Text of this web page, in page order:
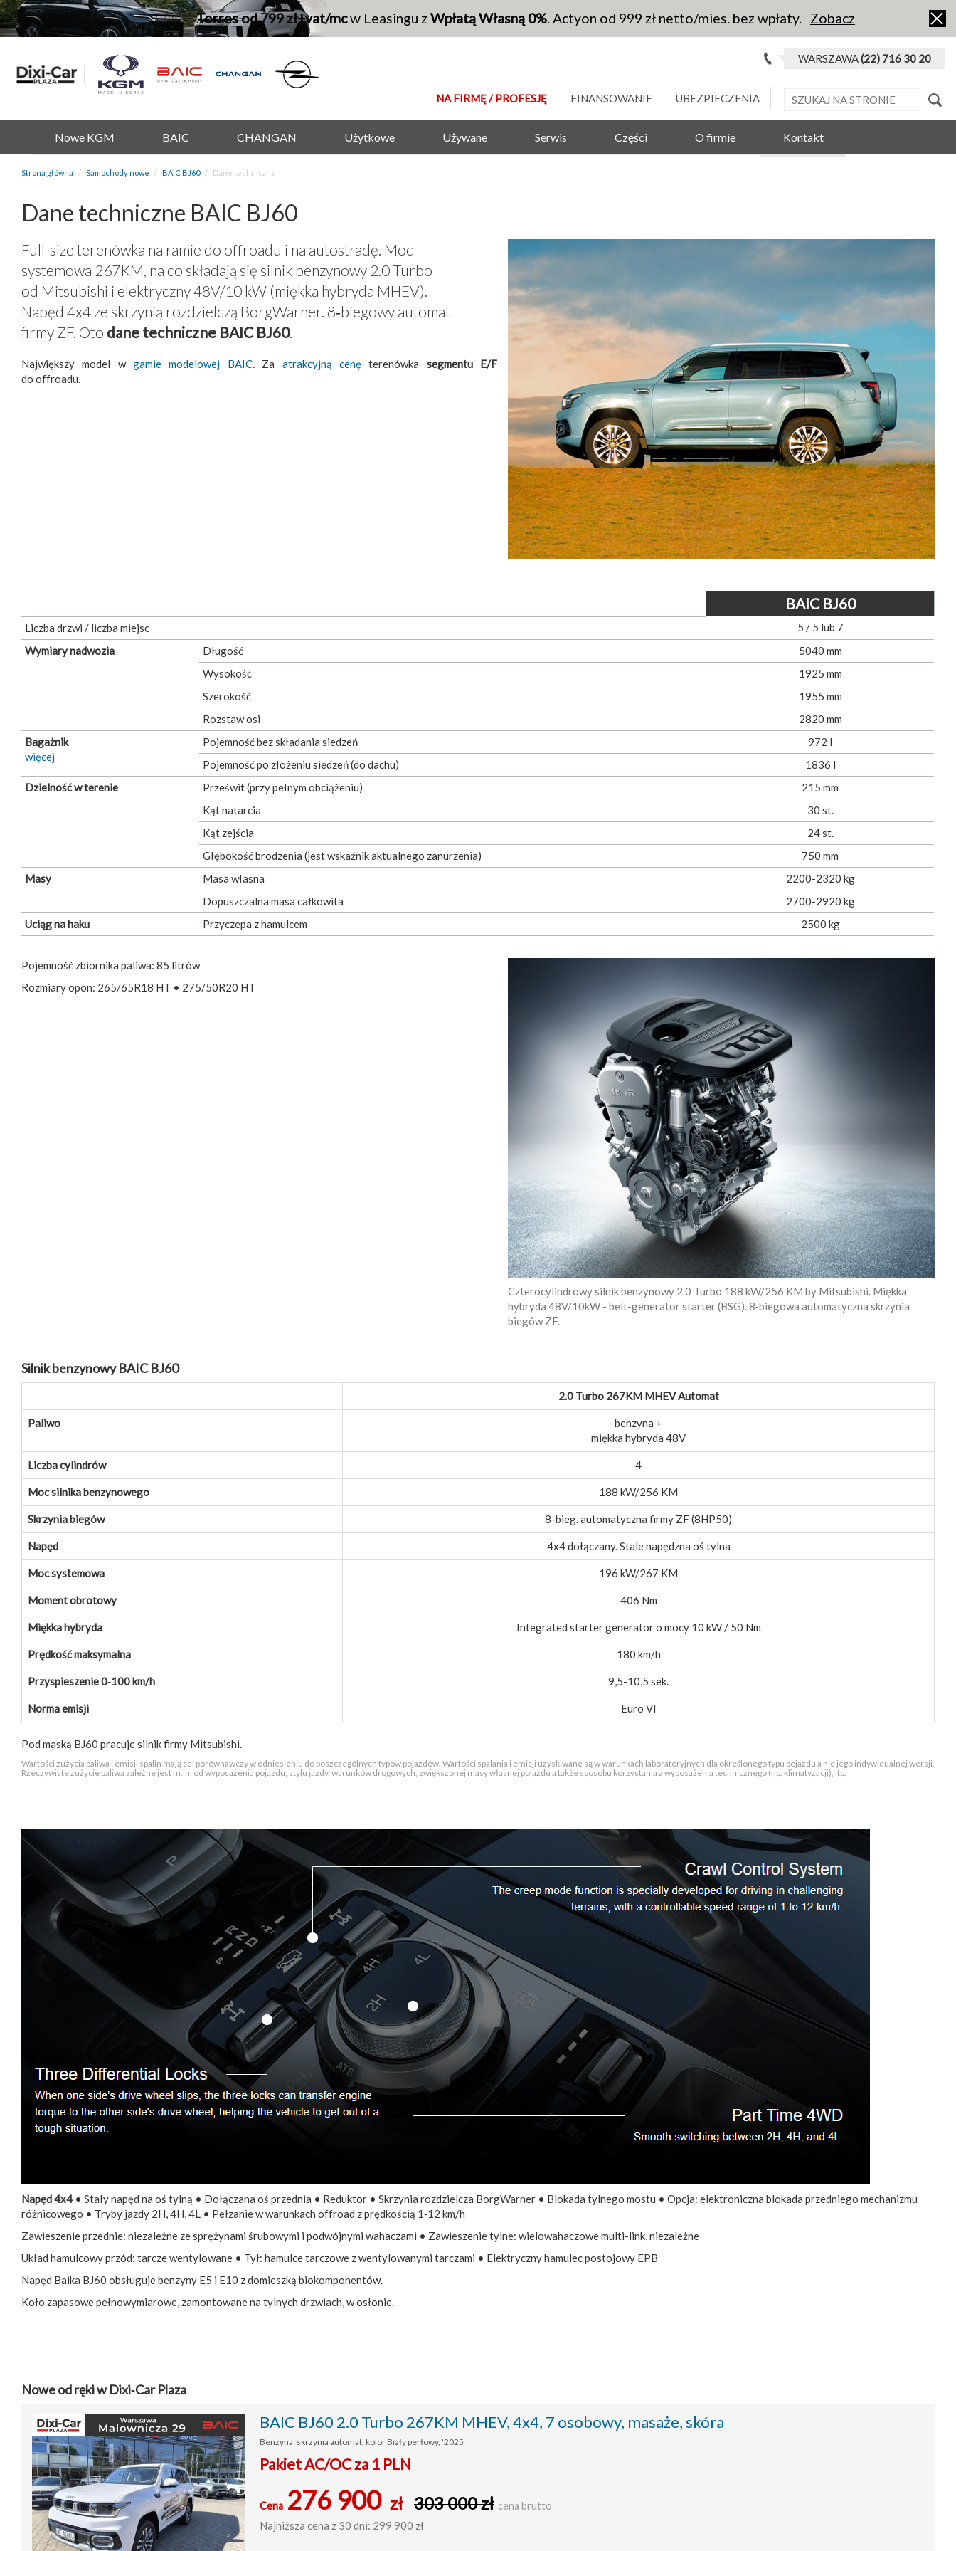
Torres od 799 zł+vat/mcw Leasingu z Wpłatą Własną 0%. Actyon od 999 zł netto/mies. bez wpłaty. Zobacz
WARSZAWA(22) 716 30 20
NA FIRMĘ / PROFESJĘ FINANSOWANIE UBEZPIECZENIA
Nowe KGM BAIC CHANGAN Użytkowe Używane Serwis Części O firmie Kontakt
Strona główna Samochody nowe BAIC BJ60 Dane techniczne
Dane techniczne BAIC BJ60
Full-size terenówka na ramie do offroadu i na autostradę. Moc
systemowa 267KM, na co składają się silnik benzynowy 2.0 Turbo
od Mitsubishi i elektryczny 48V/10 kW (miękka hybryda MHEV).
Napęd 4x4 ze skrzynią rozdzielczą BorgWarner. 8‑biegowy automat
firmy ZF. Oto dane techniczne BAIC BJ60.
Największy model wgamie modelowej BAIC. Za atrakcyjną cenęterenówka segmentu E/F
do offroadu.
BAIC BJ60
Liczba drzwi / liczba miejsc
5 / 5 lub 7
Wymiary nadwozia
Długość
5040 mm
Wysokość
1925 mm
Szerokość
1955 mm
Rozstaw osi
2820 mm
Bagażnik
więcej
Pojemność bez składania siedzeń
972 l
Pojemność po złożeniu siedzeń (do dachu)
1836 l
Dzielność w terenie
Prześwit (przy pełnym obciążeniu)
215 mm
Kąt natarcia
30 st.
Kąt zejścia
24 st.
Głębokość brodzenia (jest wskaźnik aktualnego zanurzenia)
750 mm
Masy
Masa własna
2200-2320 kg
Dopuszczalna masa całkowita
2700-2920 kg
Uciąg na haku
Przyczepa z hamulcem 2500 kg
Czterocylindrowy silnik benzynowy 2.0 Turbo 188 kW/256 KM by Mitsubishi. Miękka
hybryda 48V/10kW - belt-generator starter (BSG). 8‑biegowa automatyczna skrzynia
biegów ZF.
Pojemność zbiornika paliwa: 85 litrów
Rozmiary opon: 265/65R18 HT • 275/50R20 HT
Silnik benzynowy BAIC BJ60
2.0 Turbo 267KM MHEV Automat
Paliwo
benzyna +
miękka hybryda 48V
Liczba cylindrów 4
Moc silnika benzynowego 188 kW/256 KM
Skrzynia biegów 8-bieg. automatyczna firmy ZF (8HP50)
Napęd 4x4 dołączany. Stale napędzna oś tylna
Moc systemowa 196 kW/267 KM
Moment obrotowy 406 Nm
Miękka hybryda Integrated starter generator o mocy 10 kW / 50 Nm
Prędkość maksymalna 180 km/h
Przyspieszenie 0‑100 km/h 9,5-10,5 sek.
Norma emisji Euro VI
Pod maską BJ60 pracuje silnik firmy Mitsubishi.
Wartości zużycia paliwa i emisji spalin mają cel porównawczy w odniesieniu do poszczególnych typów pojazdów. Wartości spalania i emisji uzyskiwane są w warunkach laboratoryjnych dla określonego typu pojazdu a nie jego indywidualnej wersji.
Rzeczywiste zużycie paliwa zależne jest m.in. od wyposażenia pojazdu, stylu jazdy, warunków drogowych, zwiększonej masy własnej pojazdu a także sposobu korzystania z wyposażenia technicznego (np. klimatyzacji), itp.
Napęd 4x4• Stały napęd na oś tylną • Dołączana oś przednia • Reduktor • Skrzynia rozdzielcza BorgWarner • Blokada tylnego mostu • Opcja: elektroniczna blokada przedniego mechanizmu
różnicowego • Tryby jazdy 2H, 4H, 4L • Pełzanie w warunkach offroad z prędkością 1‑12 km/h
Zawieszenie przednie: niezależne ze sprężynami śrubowymi i podwójnymi wahaczami • Zawieszenie tylne: wielowahaczowe multi-link, niezależne
Układ hamulcowy przód: tarcze wentylowane • Tył: hamulce tarczowe z wentylowanymi tarczami • Elektryczny hamulec postojowy EPB
Napęd Baika BJ60 obsługuje benzyny E5 i E10 z domieszką biokomponentów.
Koło zapasowe pełnowymiarowe, zamontowane na tylnych drzwiach, w osłonie.
Nowe od ręki w Dixi‑Car Plaza
BAIC BJ60 2.0 Turbo 267KM MHEV, 4x4, 7 osobowy, masaże, skóra
Benzyna, skrzynia automat, kolor Biały perłowy, '2025
Pakiet AC/OC za 1 PLN
Cena 276 900 zł 303 000 zł cena brutto
Najniższa cena z 30 dni: 299 900 zł